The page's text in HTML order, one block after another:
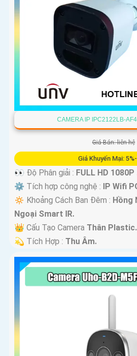
CAMERA IP IPC2122LB-
Giá Bán: liên hệ
Giá Khuyến Mại:
👀 Độ Phân giải : FULL HD 1080P
⚙ Tích hợp công nghệ : IP Wifi
🔅 Khoảng Cách Ban Đêm : Hồng
Ngoại Smart IR.
👑 Cấu Tạo Camera Thân Plastic.
️💫 Tích Hợp : Thu Âm.